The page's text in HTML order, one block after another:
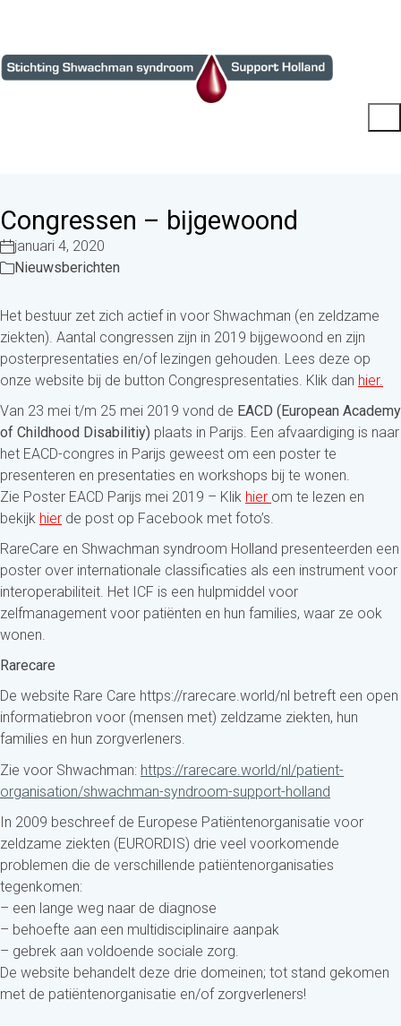
Congressen – bijgewoond
januari 4, 2020
Nieuwsberichten
Het bestuur zet zich actief in voor Shwachman (en zeldzame
ziekten). Aantal congressen zijn in 2019 bijgewoond en zijn
posterpresentaties en/of lezingen gehouden. Lees deze op
onze website bij de button Congrespresentaties. Klik dan hier.
Van 23 mei t/m 25 mei 2019 vond de EACD (European Academy
of Childhood Disabilitiy) plaats in Parijs. Een afvaardiging is naar
het EACD-congres in Parijs geweest om een poster te
presenteren en presentaties en workshops bij te wonen.
Zie Poster EACD Parijs mei 2019 – Klik hier om te lezen en
bekijk hier de post op Facebook met foto’s.
RareCare en Shwachman syndroom Holland presenteerden een
poster over internationale classificaties als een instrument voor
interoperabiliteit. Het ICF is een hulpmiddel voor
zelfmanagement voor patiënten en hun families, waar ze ook
wonen.
Rarecare
De website Rare Care https://rarecare.world/nl betreft een open
informatiebron voor (mensen met) zeldzame ziekten, hun
families en hun zorgverleners.
Zie voor Shwachman: https://rarecare.world/nl/patient-
organisation/shwachman-syndroom-support-holland
In 2009 beschreef de Europese Patiëntenorganisatie voor
zeldzame ziekten (EURORDIS) drie veel voorkomende
problemen die de verschillende patiëntenorganisaties
tegenkomen:
– een lange weg naar de diagnose
– behoefte aan een multidisciplinaire aanpak
– gebrek aan voldoende sociale zorg.
De website behandelt deze drie domeinen; tot stand gekomen
met de patiëntenorganisatie en/of zorgverleners!